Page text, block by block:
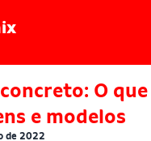
O que
e modelos
de 2022